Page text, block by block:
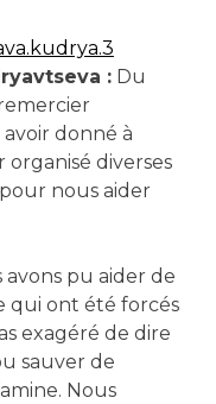
:Du
donné à
diverses
nous aider
avons pu aider de
qui ont été forcés
exagéré de dire
sauver de
Nous